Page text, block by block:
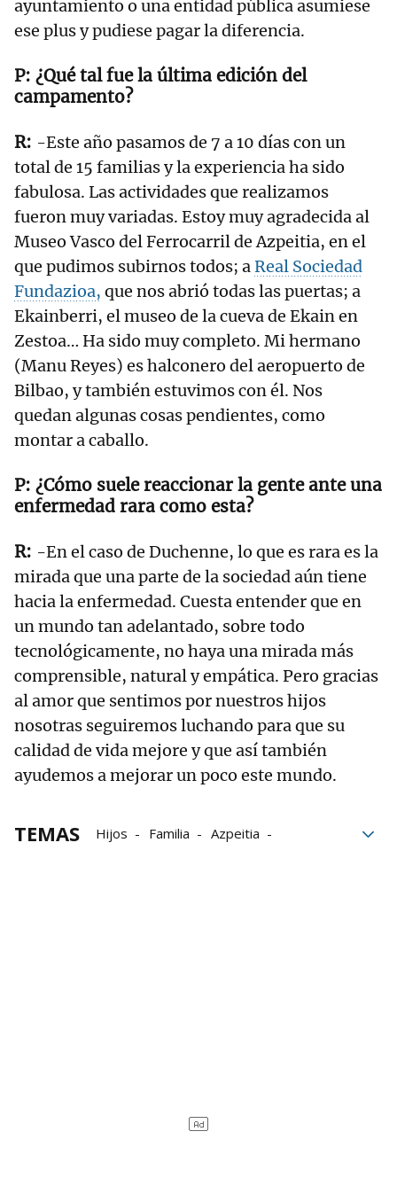
ayuntamiento o una entidad pública asumiese
ese plus y pudiese pagar la diferencia.
¿Qué tal fue la última edición del
campamento?
-Este año pasamos de 7 a 10 días con un
total de 15 familias y la experiencia ha sido
fabulosa. Las actividades que realizamos
fueron muy variadas. Estoy muy agradecida al
Museo Vasco del Ferrocarril de Azpeitia, en el
que pudimos subirnos todos; aReal Sociedad
Fundazioa, que nos abrió todas las puertas; a
Ekainberri, el museo de la cueva de Ekain en
Zestoa… Ha sido muy completo. Mi hermano
(Manu Reyes) es halconero del aeropuerto de
Bilbao, y también estuvimos con él. Nos
quedan algunas cosas pendientes, como
montar a caballo.
¿Cómo suele reaccionar la gente ante una
enfermedad rara como esta?
-En el caso de Duchenne, lo que es rara es la
mirada que una parte de la sociedad aún tiene
hacia la enfermedad. Cuesta entender que en
un mundo tan adelantado, sobre todo
tecnológicamente, no haya una mirada más
comprensible, natural y empática. Pero gracias
al amor que sentimos por nuestros hijos
nosotras seguiremos luchando para que su
calidad de vida mejore y que así también
ayudemos a mejorar un poco este mundo.
TEMAS Hijos Familia
Azpeitia